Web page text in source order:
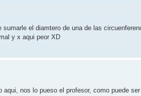
el diamtero de una de las
y x aqui peor XD
nos lo pueso el profesor, como puede